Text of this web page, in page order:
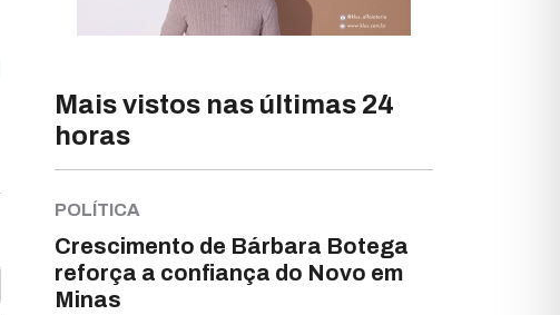
Mais vistos nas últimas 24
horas
POLÍTICA
Crescimento de Bárbara Botega
reforça a confiança do Novo em
Minas